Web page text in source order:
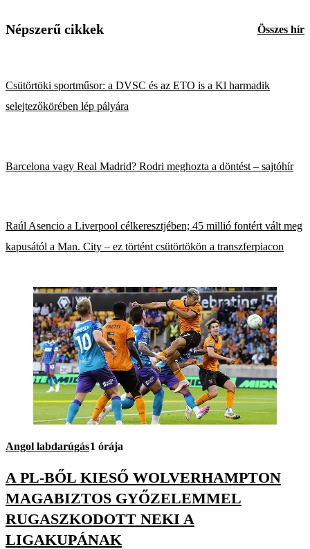
Népszerű cikkek Összes hír
Csütörtöki sportműsor: a DVSC és az ETO is a Kl harmadik
selejtezőkörében lép pályára
Barcelona vagy Real Madrid? Rodri meghozta a döntést – sajtóhír
Raúl Asencio a Liverpool célkeresztjében; 45 millió fontért vált meg
kapusától a Man. City – ez történt csütörtökön a transzferpiacon
Angol labdarúgás1 órája
A PL-BŐL KIESŐ WOLVERHAMPTON
MAGABIZTOS GYŐZELEMMEL
RUGASZKODOTT NEKI A
LIGAKUPÁNAK